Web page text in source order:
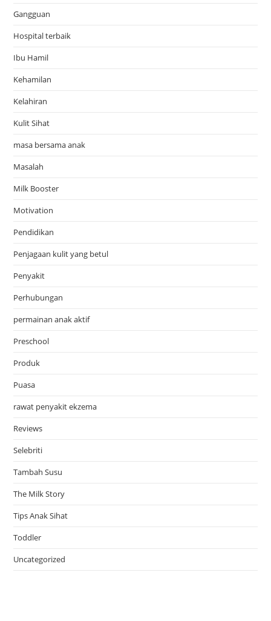
Gangguan
Hospital terbaik
Ibu Hamil
Kehamilan
Kelahiran
Kulit Sihat
masa bersama anak
Masalah
Milk Booster
Motivation
Pendidikan
Penjagaan kulit yang betul
Penyakit
Perhubungan
permainan anak aktif
Preschool
Produk
Puasa
rawat penyakit ekzema
Reviews
Selebriti
Tambah Susu
The Milk Story
Tips Anak Sihat
Toddler
Uncategorized